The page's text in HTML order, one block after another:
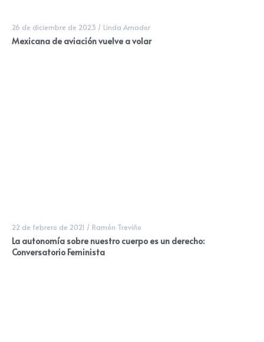
26 de diciembre de 2023 / Linda Amador
Mexicana de aviación vuelve a volar
22 de febrero de 2021 / Ramón Treviño
La autonomía sobre nuestro cuerpo es un derecho:
Conversatorio Feminista